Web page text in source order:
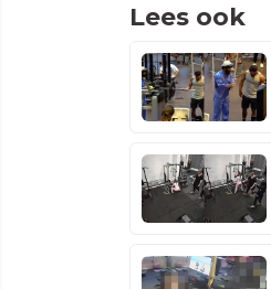
Lees ook